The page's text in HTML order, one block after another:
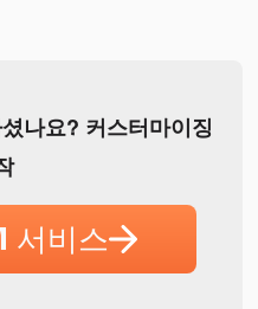
나요? 커스터마이징
서비스